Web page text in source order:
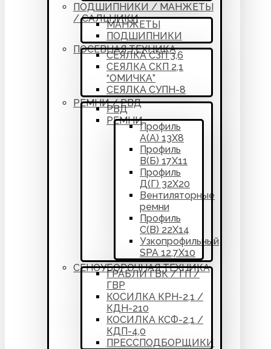
ПОДШИПНИКИ / МАНЖЕТЫ
/ САЛЬНИКИ
МАНЖЕТЫ
ПОДШИПНИКИ
ПОСЕВНАЯ ТЕХНИКА
СЕЯЛКА СЗП 3,6
СЕЯЛКА СКП 2,1
“ОМИЧКА”
СЕЯЛКА СУПН-8
РЕМНИ / РВД
РВД
РЕМНИ
Профиль
А(А) 13Х8
Профиль
В(Б) 17Х11
Профиль
Д(Г) 32Х20
Вентиляторные
ремни
Профиль
С(В) 22Х14
Узкопрофильный
SPA 12,7Х10
СЕНОУБОРОЧНАЯ ТЕХНИКА
ГРАБЛИ ГВК / ГП /
ГВР
КОСИЛКА КРН-2,1 /
КДН-210
КОСИЛКА КСФ-2,1 /
КДП-4,0
ПРЕССПОДБОРЩИКИ